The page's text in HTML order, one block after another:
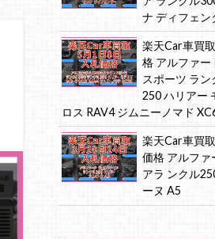
ナ ディフェン
楽天Car車買
格 アルファー
スポーツ ラ
250 ハリアー
ロス RAV4 ジムニーノマド
楽天Car車買
価格 アルファ
アラ ンクル
ーヌ A5